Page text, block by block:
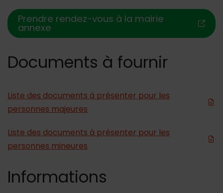
Prendre rendez-vous à la mairie
annexe
Documents à fournir
Liste des documents à présenter pour les
personnes majeures
Liste des documents à présenter pour les
personnes mineures
Informations